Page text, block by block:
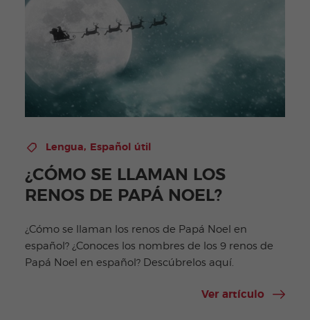
Lengua, Español útil
¿CÓMO SE LLAMAN LOS
RENOS DE PAPÁ NOEL?
¿Cómo se llaman los renos de Papá Noel en
español? ¿Conoces los nombres de los 9 renos de
Papá Noel en español? Descúbrelos aquí.
Ver artículo